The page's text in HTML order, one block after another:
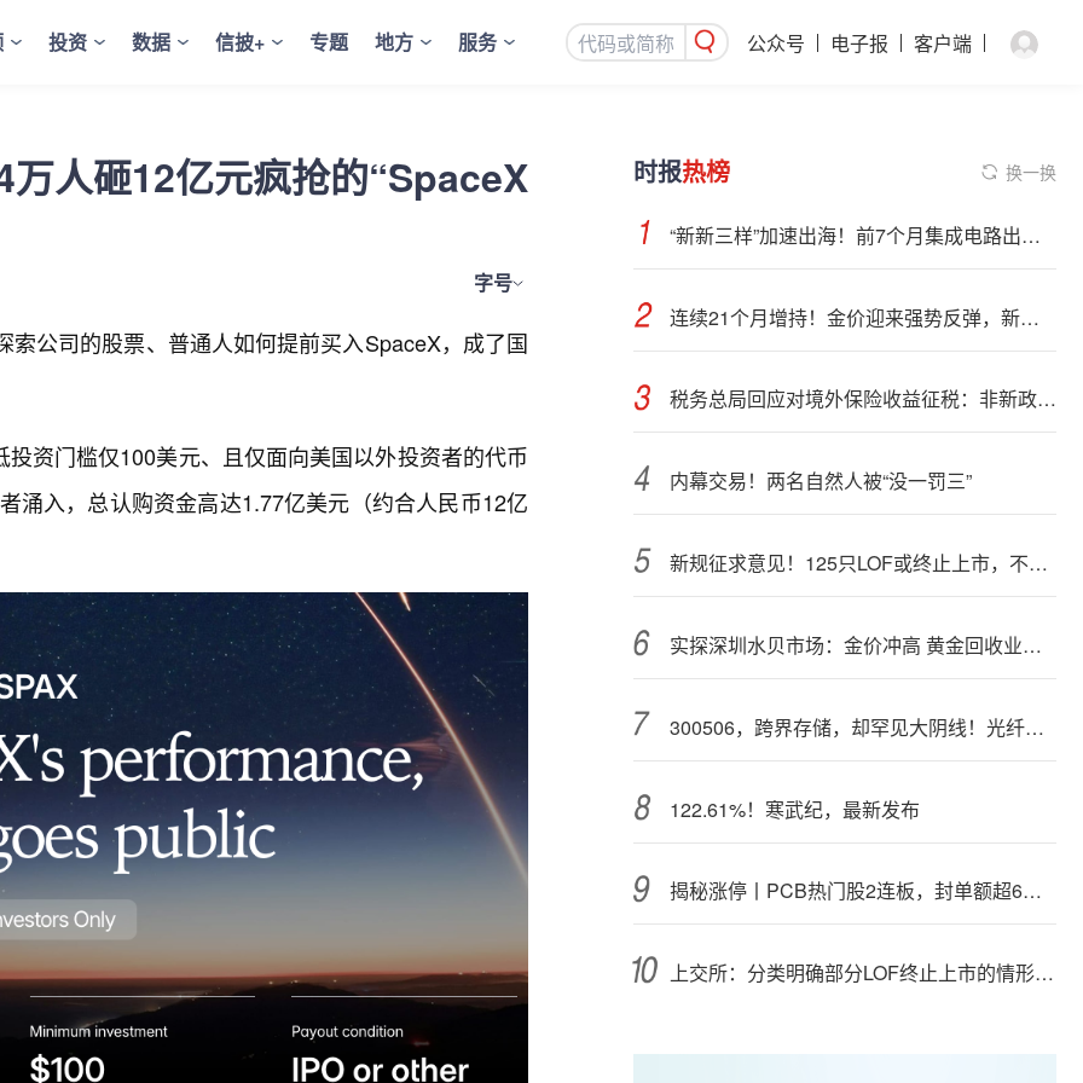
投资 数据 信披+ 专题 地方 服务 公众号 电子报 客户端
人砸12亿元疯抢的“SpaceX
字号
公司的股票、普通人如何提前买入SpaceX，成了国
资门槛仅100美元、且仅面向美国以外投资者的代币
入，总认购资金高达1.77亿美元（约合人民币12亿
时报热榜 换一换
“新新三样”加速出海！前7个月集成电路出口额接近翻倍
连续21个月增持！金价迎来强势反弹，新一轮上行窗口开启？
税务总局回应对境外保险收益征税：非新政策，无需过度解读
内幕交易！两名自然人被“没一罚三”
新规征求意见！125只LOF或终止上市，不影响基金正常投资运作
实探深圳水贝市场：金价冲高 黄金回收业务率先回暖
300506，跨界存储，却罕见大阴线！光纤需求激增，稀土细分原料，火了
122.61%！寒武纪，最新发布
揭秘涨停丨PCB热门股2连板，封单额超6亿元
上交所：分类明确部分LOF终止上市的情形和程序